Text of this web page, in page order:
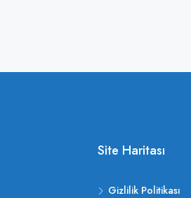
Site Haritası
Gizlilik Politikası